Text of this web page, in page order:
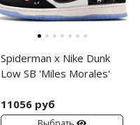
Spiderman x Nike Dunk
Low SB 'Miles Morales'
11056 руб